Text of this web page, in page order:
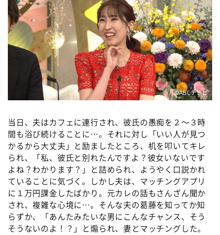
©️ABCテレビ
当日、夫はカフェに連行され、彼氏の愚痴を２～３時
間も浴び続けることに…。それに対し「いい人が見つ
かるから大丈夫」と励ましたところ、机を叩いてキレ
られ、「私、彼氏と別れたんですよ？彼女いないです
よね？わかります？」と詰められ、ようやく口説かれ
ていることに気づく。しかし夫は、マッチングアプリ
に１万円課金したばかり。元カレの話もさんざん聞か
され、複雑な心境に…。そんな夫の葛藤を知ってか知
らずか、「あんたみたいな男にこんなチャンス、そう
そうないのよ！？」と煽られ、妻とマッチングした。